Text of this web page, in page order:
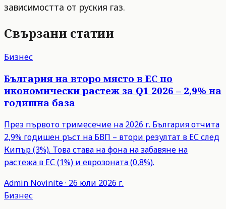
зависимостта от руския газ.
Свързани статии
Бизнес
България на второ място в ЕС по
икономически растеж за Q1 2026 – 2,9% на
годишна база
През първото тримесечие на 2026 г. България отчита
2,9% годишен ръст на БВП – втори резултат в ЕС след
Кипър (3%). Това става на фона на забавяне на
растежа в ЕС (1%) и еврозоната (0,8%).
Admin Novinite· 26 юли 2026 г.
Бизнес